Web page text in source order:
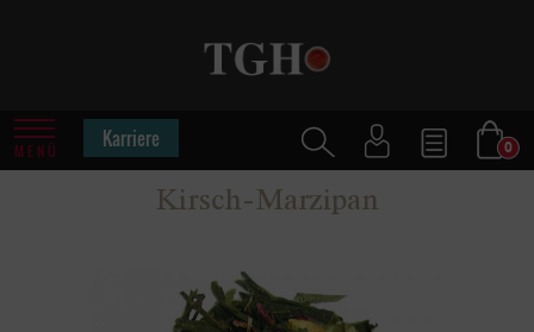
MENÜ Karriere 0
Kirsch-Marzipan